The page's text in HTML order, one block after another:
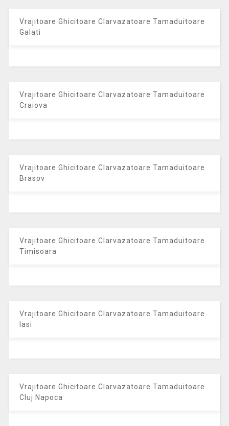
Vrajitoare Ghicitoare Clarvazatoare Tamaduitoare
Galati
Vrajitoare Ghicitoare Clarvazatoare Tamaduitoare
Craiova
Vrajitoare Ghicitoare Clarvazatoare Tamaduitoare
Brasov
Vrajitoare Ghicitoare Clarvazatoare Tamaduitoare
Timisoara
Vrajitoare Ghicitoare Clarvazatoare Tamaduitoare
Iasi
Vrajitoare Ghicitoare Clarvazatoare Tamaduitoare
Cluj Napoca